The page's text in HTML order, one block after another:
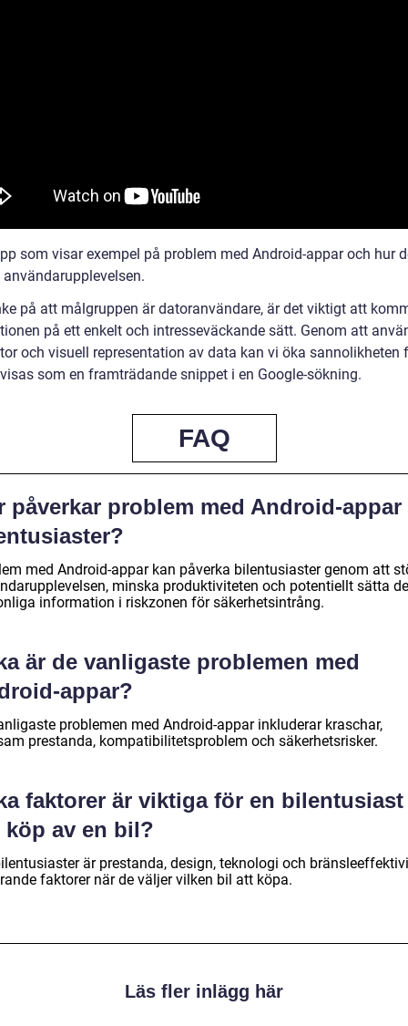
som visar exempel på problem med Android-appar och hur
på att målgruppen är datoranvändare, är det viktigt att
på ett enkelt och intresseväckande sätt. Genom att
och visuell representation av data kan vi öka sannolikheten
som en framträdande snippet i en Google-sökning.
FAQ
påverkar problem med Android-appar
med Android-appar kan påverka bilentusiaster genom att
minska produktiviteten och potentiellt sätta
information i riskzonen för säkerhetsintrång.
är de vanligaste problemen med
appar?
problemen med Android-appar inkluderar kraschar,
prestanda, kompatibilitetsproblem och säkerhetsrisker.
faktorer är viktiga för en bilentusiast
köp av en bil?
är prestanda, design, teknologi och
faktorer när de väljer vilken bil att köpa.
Läs fler inlägg här